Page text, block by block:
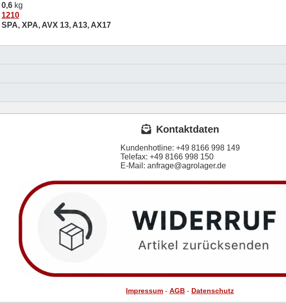
0,6 kg
1210
SPA, XPA, AVX 13, A13, AX17
Kontaktdaten
Kundenhotline: +49 8166 998 149
Telefax: +49 8166 998 150
E-Mail: anfrage@agrolager.de
Impressum - AGB - Datenschutz